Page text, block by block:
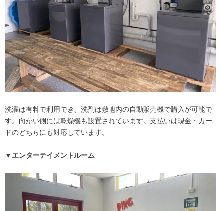
洗濯は有料で利用でき、洗剤は敷地内の自動販売機で購入が可能で
す。向かい側には乾燥機も設置されています。支払いは現金・カー
ドのどちらにも対応しています。
▼エンターテイメントルーム